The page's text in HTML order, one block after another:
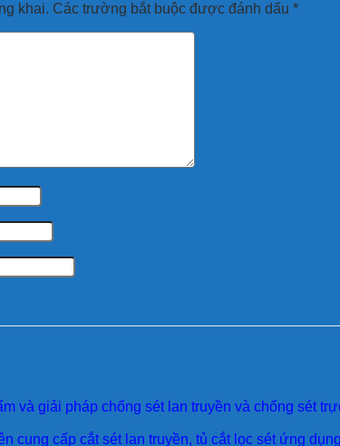
khai. Các trường bắt buộc được đánh dấu *
và giải pháp chống sét lan truyền và chống sét
cung cấp cắt sét lan truyền, tủ cắt lọc sét ứng